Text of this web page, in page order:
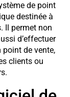
de point
destinée à
Il permet non
d’effectuer
point de vente,
clients ou